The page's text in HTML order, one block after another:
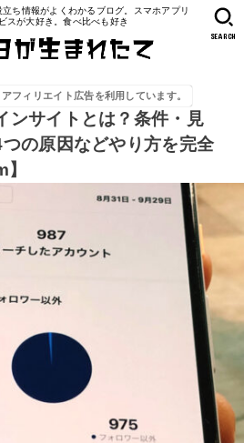
ち情報がよくわかるブログ。スマホアプリ
スが大好き。食べ比べも好き
SEARCH
アフィリエイト広告を利用しています。
ンサイトとは？条件・見
の原因などやり方を完全